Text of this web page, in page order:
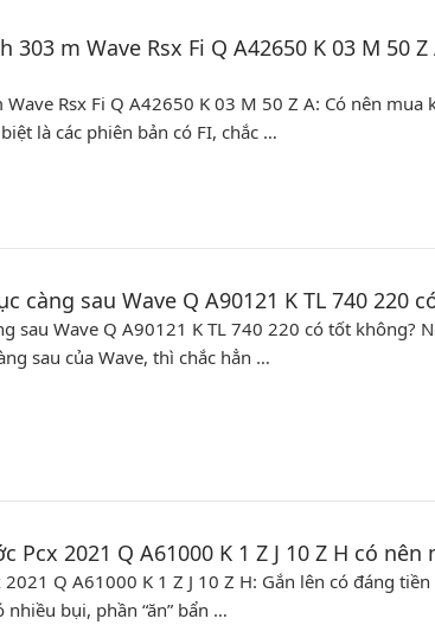
303 m Wave Rsx Fi Q A42650 K 03 M 50
Rsx Fi Q A42650 K 03 M 50 Z A: Có nên mua
là các phiên bản có FI, chắc …
càng sau Wave Q A90121 K TL 740 220
sau Wave Q A90121 K TL 740 220 có tốt không?
sau của Wave, thì chắc hẳn …
Pcx 2021 Q A61000 K 1 Z J 10 Z H có
Q A61000 K 1 Z J 10 Z H: Gắn lên có đáng
bụi, phần “ăn” bẩn …